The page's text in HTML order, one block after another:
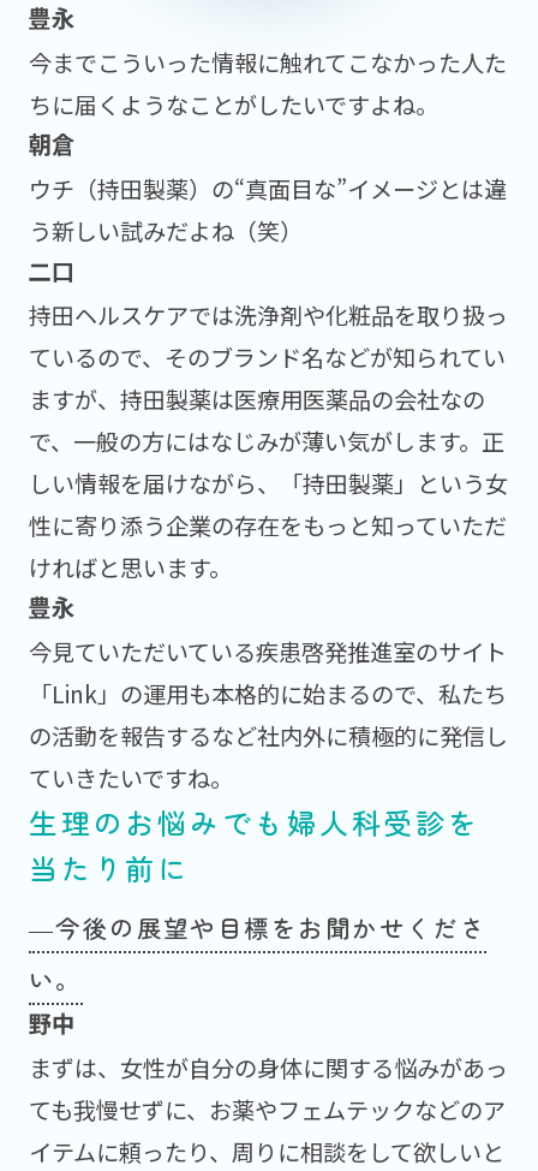
今までこういった情報に触れてこなかった人た
ちに届くようなことがしたいですよね。
ウチ（持田製薬）の“真面目な”イメージとは違
う新しい試みだよね（笑）
持田ヘルスケアでは洗浄剤や化粧品を取り扱っ
ているので、そのブランド名などが知られてい
ますが、持田製薬は医療用医薬品の会社なの
で、一般の方にはなじみが薄い気がします。正
しい情報を届けながら、「持田製薬」という女
性に寄り添う企業の存在をもっと知っていただ
ければと思います。
今見ていただいている疾患啓発推進室のサイト
「Link」の運用も本格的に始まるので、私たち
の活動を報告するなど社内外に積極的に発信し
ていきたいですね。
生理のお悩みでも婦人科受診を
当たり前に
―今後の展望や目標をお聞かせくださ
い。
まずは、女性が自分の身体に関する悩みがあっ
ても我慢せずに、お薬やフェムテックなどのア
イテムに頼ったり、周りに相談をして欲しいと